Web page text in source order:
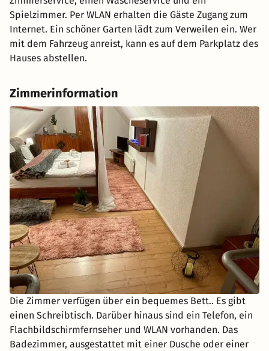
Spielzimmer. Per WLAN erhalten die Gäste Zugang zum
Internet. Ein schöner Garten lädt zum Verweilen ein. Wer
mit dem Fahrzeug anreist, kann es auf dem Parkplatz des
Hauses abstellen.
Zimmerinformation
Die Zimmer verfügen über ein bequemes Bett.. Es gibt
einen Schreibtisch. Darüber hinaus sind ein Telefon, ein
Flachbildschirmfernseher und WLAN vorhanden. Das
Badezimmer, ausgestattet mit einer Dusche oder einer